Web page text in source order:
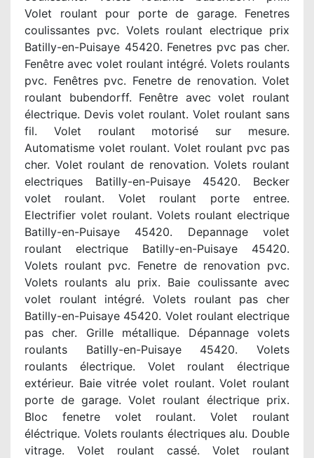
Volet roulant pour porte de garage. Fenetres
coulissantes pvc. Volets roulant electrique prix
Batilly-en-Puisaye 45420. Fenetres pvc pas cher.
Fenêtre avec volet roulant intégré. Volets roulants
pvc. Fenêtres pvc. Fenetre de renovation. Volet
roulant bubendorff. Fenêtre avec volet roulant
électrique. Devis volet roulant. Volet roulant sans
fil. Volet roulant motorisé sur mesure.
Automatisme volet roulant. Volet roulant pvc pas
cher. Volet roulant de renovation. Volets roulant
electriques Batilly-en-Puisaye 45420. Becker
volet roulant. Volet roulant porte entree.
Electrifier volet roulant. Volets roulant electrique
Batilly-en-Puisaye 45420. Depannage volet
roulant electrique Batilly-en-Puisaye 45420.
Volets roulant pvc. Fenetre de renovation pvc.
Volets roulants alu prix. Baie coulissante avec
volet roulant intégré. Volets roulant pas cher
Batilly-en-Puisaye 45420. Volet roulant electrique
pas cher. Grille métallique. Dépannage volets
roulants Batilly-en-Puisaye 45420. Volets
roulants électrique. Volet roulant électrique
extérieur. Baie vitrée volet roulant. Volet roulant
porte de garage. Volet roulant électrique prix.
Bloc fenetre volet roulant. Volet roulant
éléctrique. Volets roulants électriques alu. Double
vitrage. Volet roulant cassé. Volet roulant